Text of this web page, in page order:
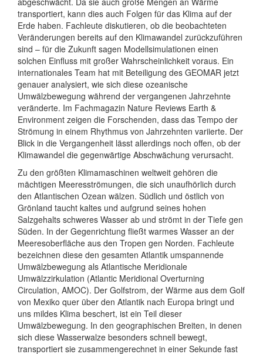
transportiert, kann dies auch Folgen für das Klima auf der
Erde haben. Fachleute diskutieren, ob die beobachteten
Veränderungen bereits auf den Klimawandel zurückzuführen
sind – für die Zukunft sagen Modellsimulationen einen
solchen Einfluss mit großer Wahrscheinlichkeit voraus. Ein
internationales Team hat mit Beteiligung des GEOMAR jetzt
genauer analysiert, wie sich diese ozeanische
Umwälzbewegung während der vergangenen Jahrzehnte
veränderte. Im Fachmagazin Nature Reviews Earth &
Environment zeigen die Forschenden, dass das Tempo der
Strömung in einem Rhythmus von Jahrzehnten variierte. Der
Blick in die Vergangenheit lässt allerdings noch offen, ob der
Klimawandel die gegenwärtige Abschwächung verursacht.
Zu den größten Klimamaschinen weltweit gehören die
mächtigen Meeresströmungen, die sich unaufhörlich durch
den Atlantischen Ozean wälzen. Südlich und östlich von
Grönland taucht kaltes und aufgrund seines hohen
Salzgehalts schweres Wasser ab und strömt in der Tiefe gen
Süden. In der Gegenrichtung fließt warmes Wasser an der
Meeresoberfläche aus den Tropen gen Norden. Fachleute
bezeichnen diese den gesamten Atlantik umspannende
Umwälzbewegung als Atlantische Meridionale
Umwälzzirkulation (Atlantic Meridional Overturning
Circulation, AMOC). Der Golfstrom, der Wärme aus dem Golf
von Mexiko quer über den Atlantik nach Europa bringt und
uns mildes Klima beschert, ist ein Teil dieser
Umwälzbewegung. In den geographischen Breiten, in denen
sich diese Wasserwalze besonders schnell bewegt,
transportiert sie zusammengerechnet in einer Sekunde fast